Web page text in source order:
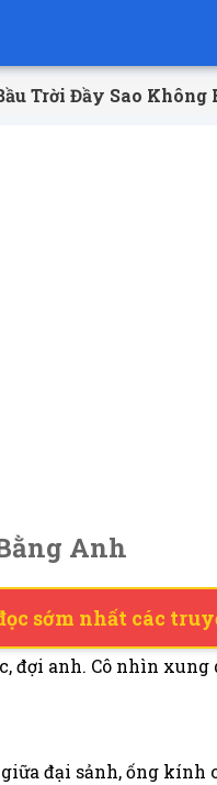
Trời Đầy Sao Không
Anh
sớm nhất các
đợi anh. Cô nhìn
đại sảnh, ống kính